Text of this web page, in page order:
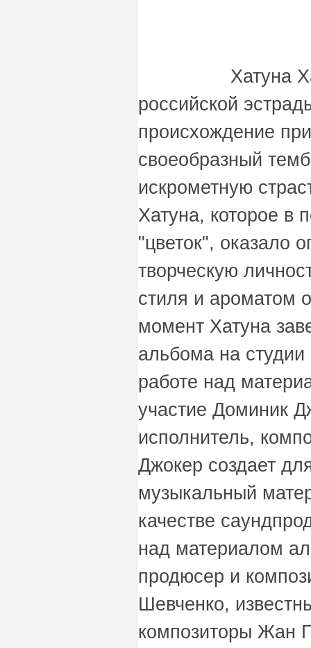
Хатуна
российской
происхождение
своеобразный
искрометную
Хатуна, которое в
"цветок", оказало
творческую
стиля и ароматом
момент Хатуна
альбома на
работе над
участие Доминик
исполнитель,
Джокер создает
музыкальный
качестве
над материалом
продюсер и
Шевченко,
композиторы Жан